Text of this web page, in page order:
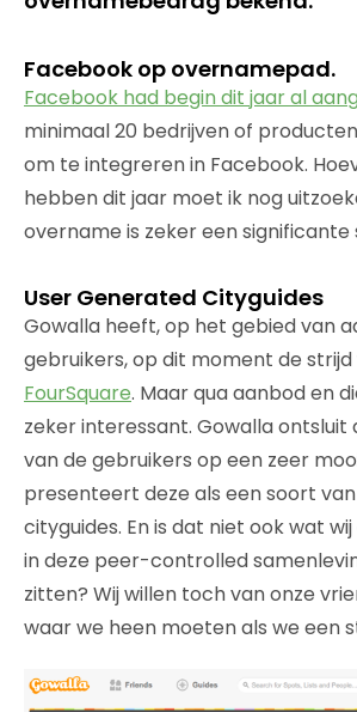
Facebook op overnamepad.
Facebook had begin dit jaar al
minimaal 20 bedrijven of
om te integreren in Facebook.
hebben dit jaar moet ik nog
overname is zeker een significante
User Generated Cityguides
Gowalla heeft, op het gebied van
gebruikers, op dit moment de
FourSquare. Maar qua aanbod en
zeker interessant. Gowalla ontsluit
van de gebruikers op een zeer
presenteert deze als een soort
cityguides. En is dat niet ook wat
in deze peer-controlled
zitten? Wij willen toch van onze
waar we heen moeten als we een